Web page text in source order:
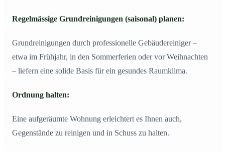
Regelmässige Grundreinigungen (saisonal) planen:
Grundreinigungen durch professionelle Gebäudereiniger –
etwa im Frühjahr, in den Sommerferien oder vor Weihnachten
– liefern eine solide Basis für ein gesundes Raumklima.
Ordnung halten:
Eine aufgeräumte Wohnung erleichtert es Ihnen auch,
Gegenstände zu reinigen und in Schuss zu halten.